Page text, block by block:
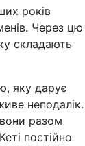
років
Через цю
складають
яку дарує
неподалік.
вони разом
постійно